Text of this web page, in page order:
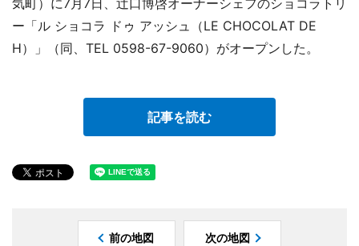
気町）に7月7日、辻口博啓オーナーシェフのショコラトリ
ー「ル ショコラ ドゥ アッシュ（LE CHOCOLAT DE
H）」（同、TEL 0598-67-9060）がオープンした。
記事を読む
前の地図 次の地図